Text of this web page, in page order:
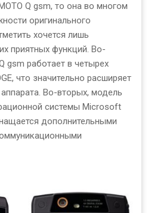
Q gsm, то она во многом
оригинального
хочется лишь
приятных функций. Во-
gsm работает в четырех
что значительно расширяет
Во-вторых, модель
системы Microsoft
дополнительными